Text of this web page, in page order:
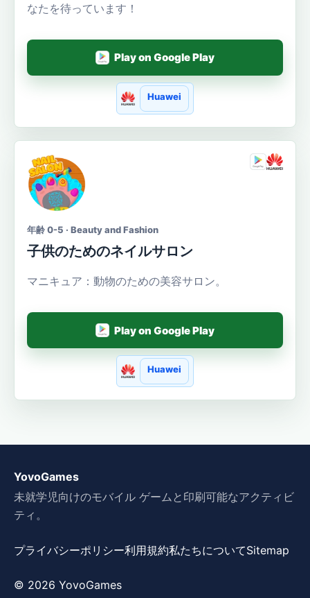
なたを待っています！
Play on Google Play
Huawei
年齢 0-5 · Beauty and Fashion
子供のためのネイルサロン
マニキュア：動物のための美容サロン。
Play on Google Play
Huawei
YovoGames
未就学児向けのモバイル ゲームと印刷可能なアクティビ
ティ。
プライバシーポリシー利用規約私たちについてSitemap
© 2026 YovoGames